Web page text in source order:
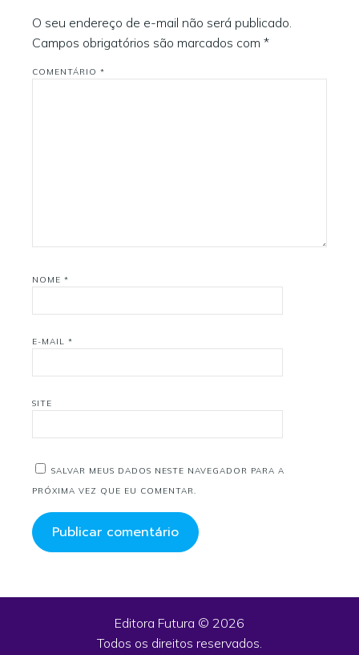
O seu endereço de e-mail não será publicado.
Campos obrigatórios são marcados com *
COMENTÁRIO *
NOME *
E-MAIL *
SITE
SALVAR MEUS DADOS NESTE NAVEGADOR PARA A
PRÓXIMA VEZ QUE EU COMENTAR.
Editora Futura © 2026
Todos os direitos reservados.